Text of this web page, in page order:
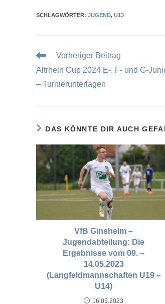
SCHLAGWÖRTER: JUGEND, U13
Vorheriger Beitrag
Altrhein Cup 2024 E-, F- und G-
– Turnierunterlagen
DAS KÖNNTE DIR AUCH
VfB Ginsheim –
Jugendabteilung: Die
Ergebnisse vom 09. –
14.05.2023
(Langfeldmannschaften U19 –
U14)
16.05.2023